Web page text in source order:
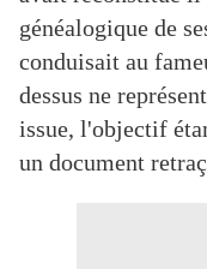
généalogique de
conduisait au
dessus ne
issue, l'objectif
un document